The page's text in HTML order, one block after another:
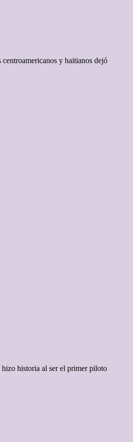
y haitianos dejó
historia al ser el primer piloto